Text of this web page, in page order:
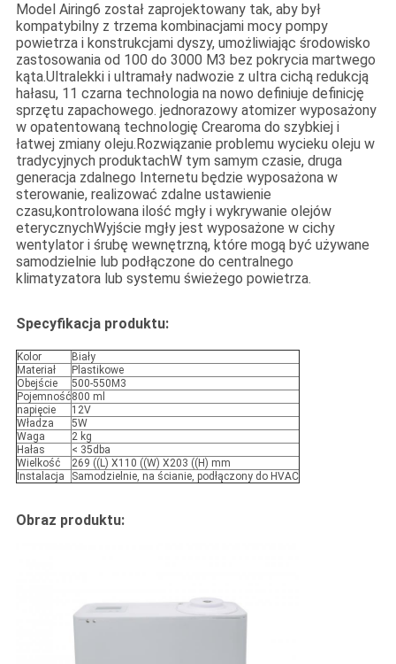
Model Airing6 został zaprojektowany tak, aby był
kompatybilny z trzema kombinacjami mocy pompy
powietrza i konstrukcjami dyszy, umożliwiając środowisko
zastosowania od 100 do 3000 M3 bez pokrycia martwego
kąta.Ultralekki i ultramały nadwozie z ultra cichą redukcją
hałasu, 11 czarna technologia na nowo definiuje definicję
sprzętu zapachowego. jednorazowy atomizer wyposażony
w opatentowaną technologię Crearoma do szybkiej i
łatwej zmiany oleju.Rozwiązanie problemu wycieku oleju w
tradycyjnych produktachW tym samym czasie, druga
generacja zdalnego Internetu będzie wyposażona w
sterowanie, realizować zdalne ustawienie
czasu,kontrolowana ilość mgły i wykrywanie olejów
eterycznychWyjście mgły jest wyposażone w cichy
wentylator i śrubę wewnętrzną, które mogą być używane
samodzielnie lub podłączone do centralnego
klimatyzatora lub systemu świeżego powietrza.
Specyfikacja produktu:
Kolor
Biały
Materiał
Plastikowe
Obejście
500-550M3
Pojemność800 ml
napięcie
12V
Władza
5W
Waga
2 kg
Hałas
< 35dba
Wielkość
269 ((L) X110 ((W) X203 ((H) mm
Instalacja
Samodzielnie, na ścianie, podłączony do HVAC
Obraz produktu: